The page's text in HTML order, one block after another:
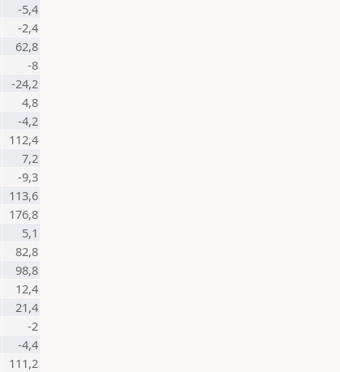
-5,4
-2,4
62,8
-8
-24,2
4,8
-4,2
112,4
7,2
-9,3
113,6
176,8
5,1
82,8
98,8
12,4
21,4
-2
-4,4
111,2